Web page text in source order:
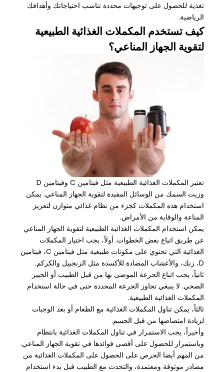
تغذية للحصول على توجيهات محددة تناسب احتياجاتك وأهدافك
الرياضية.
كيف تستخدم المكملات الغذائية الطبيعية
لتقوية الجهاز المناعي؟
تعتبر المكملات الغذائية الطبيعية مثل فيتامين C وفيتامين D
وزيت السمك من الوسائل المفيدة لتقوية الجهاز المناعي. يمكن
استخدام هذه المكملات كجزء من نظام غذائي متوازن لتعزيز
المناعة والوقاية من الأمراض.
يمكن استخدام المكملات الغذائية الطبيعية لتقوية الجهاز المناعي
عن طريق اتباع بعض الخطوات. أولاً، يجب اختيار المكملات
الغذائية التي تحتوي على مكونات طبيعية مثل فيتامين C، فيتامين
D، زنك، والأعشاب المضادة للأكسدة مثل الزنجبيل والكركم.
ثانياً، يجب اتباع الجرعة الموصى بها من قبل الطبيب أو الخبير
الصحي. لا ينبغي تجاوز الجرعة المحددة حتى في حالة استخدام
المكملات الغذائية الطبيعية.
ثالثاً، يمكن تناول المكملات الغذائية مع الطعام أو بعد الوجبات
لزيادة امتصاصها من قبل الجسم.
وأخيراً، يجب الاستمرار في تناول المكملات الغذائية بانتظام
وباستمرار للحصول على أقصى فوائدها في تقوية الجهاز المناعي.
من المهم أيضا الحرص على الحصول على المكملات الغذائية من
مصادر موثوقة ومعتمدة، والتحدث مع الطبيب قبل بدء استخدام